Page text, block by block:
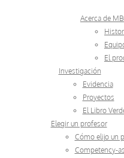
Acerca de
El
Investigación
Evidencia
Proyectos
El Libro
Elegir un profesor
Cómo elijo un
Competency-